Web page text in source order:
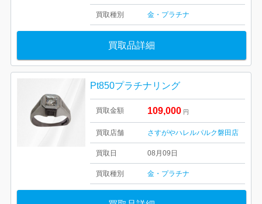
買取種別 金・プラチナ
買取品詳細
Pt850プラチナリング
買取金額 109,000 円
買取店舗 さすがやハレルパルク磐田店
買取日 08月09日
買取種別 金・プラチナ